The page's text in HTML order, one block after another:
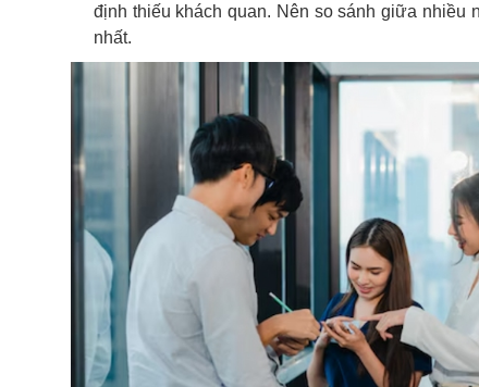
định thiếu khách quan. Nên so sánh giữa nhiều
nhất.